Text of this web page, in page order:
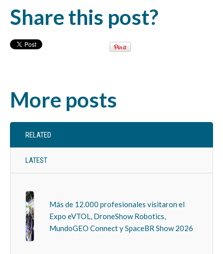
Share this post?
More posts
RELATED
LATEST
Más de 12.000 profesionales visitaron el
Expo eVTOL, DroneShow Robotics,
MundoGEO Connect y SpaceBR Show 2026